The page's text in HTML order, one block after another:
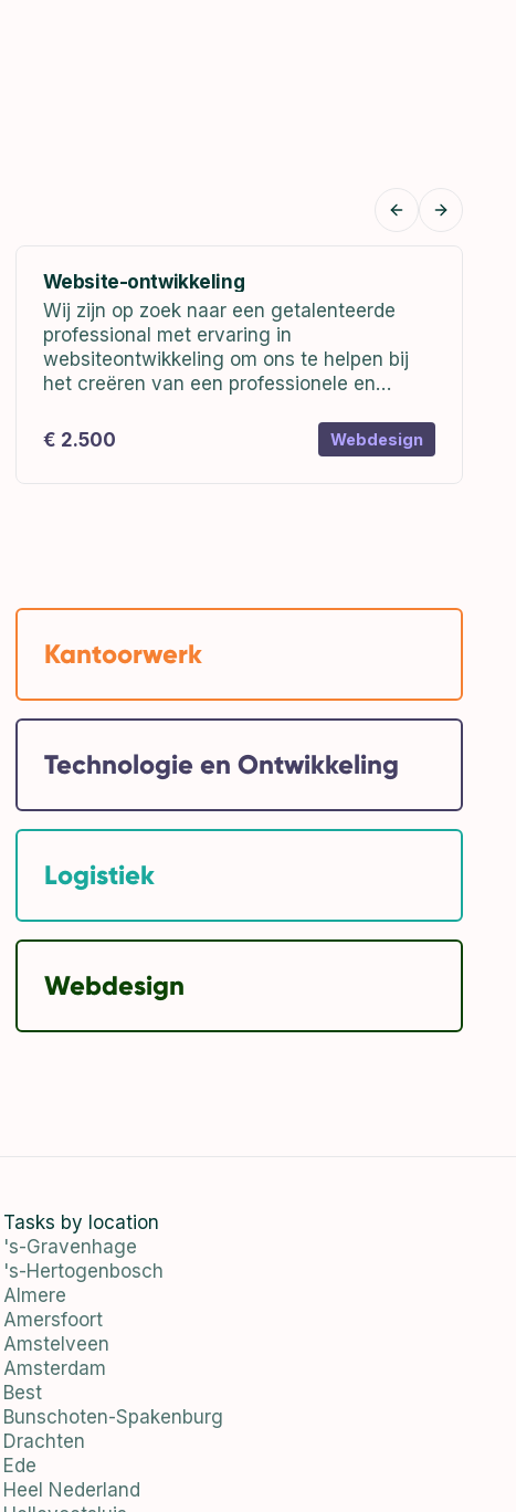
Previous
Next
Website-ontwikkeling
Wij zijn op zoek naar een getalenteerde
professional met ervaring in
websiteontwikkeling om ons te helpen bij
het creëren van een professionele en
bedrijf. De website zal dienen als een online
platform om onze producten/diensten te...
€ 2.500 Webdesign
Kantoorwerk
Technologie en Ontwikkeling
Logistiek
Webdesign
Tasks by location
's-Gravenhage
's-Hertogenbosch
Almere
Amersfoort
Amstelveen
Amsterdam
Best
Bunschoten-Spakenburg
Drachten
Ede
Heel Nederland